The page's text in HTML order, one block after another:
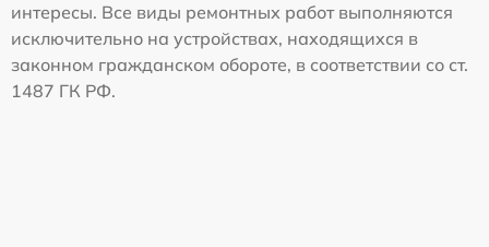
интересы. Все виды ремонтных работ выполняются
исключительно на устройствах, находящихся в
законном гражданском обороте, в соответствии со ст.
1487 ГК РФ.